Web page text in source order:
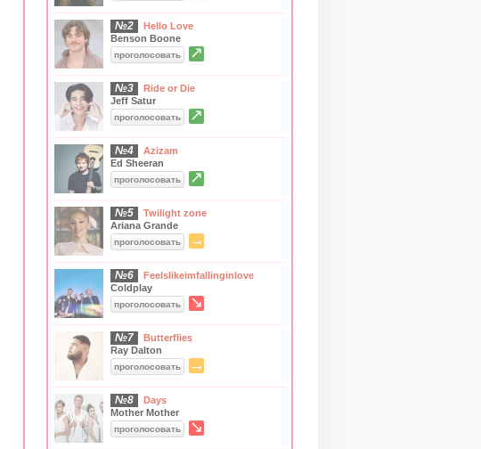
№2
Hello Love
Benson Boone
проголосовать ↗
№3
Ride or Die
Jeff Satur
проголосовать ↗
№4
Azizam
Ed Sheeran
проголосовать ↗
№5
Twilight zone
Ariana Grande
проголосовать →
№6
Feelslikeimfallinginlove
Coldplay
проголосовать ↘
№7
Butterflies
Ray Dalton
проголосовать →
№8
Days
Mother Mother
проголосовать ↘